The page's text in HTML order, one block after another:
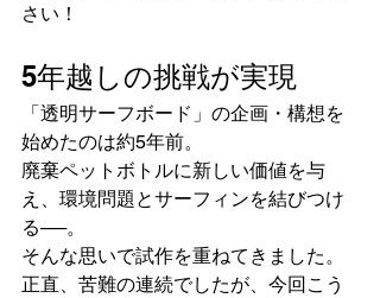
さい！
5年越しの挑戦が実現
「透明サーフボード」の企画・構想を
始めたのは約5年前。
廃棄ペットボトルに新しい価値を与
え、環境問題とサーフィンを結びつけ
る──。
そんな思いで試作を重ねてきました。
正直、苦難の連続でしたが、今回こう